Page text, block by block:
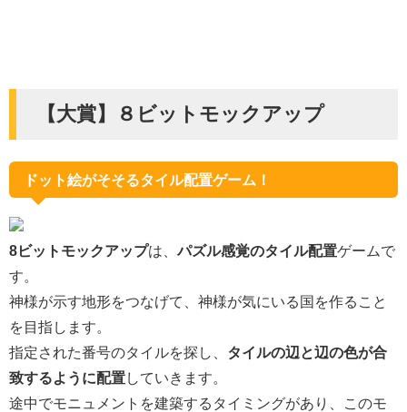
【大賞】８ビットモックアップ
ドット絵がそそるタイル配置ゲーム！
8ビットモックアップは、 パズル感覚のタイル配置ゲームで
す。
神様が示す地形をつなげて、神様が気にいる国を作ること
を目指します。
指定された番号のタイルを探し、 タイルの辺と辺の色が合
致するように配置していきます。
途中でモニュメントを建築するタイミングがあり、このモ